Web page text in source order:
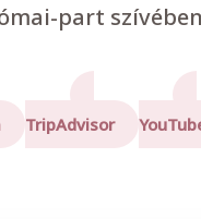
part
TripAdvisor